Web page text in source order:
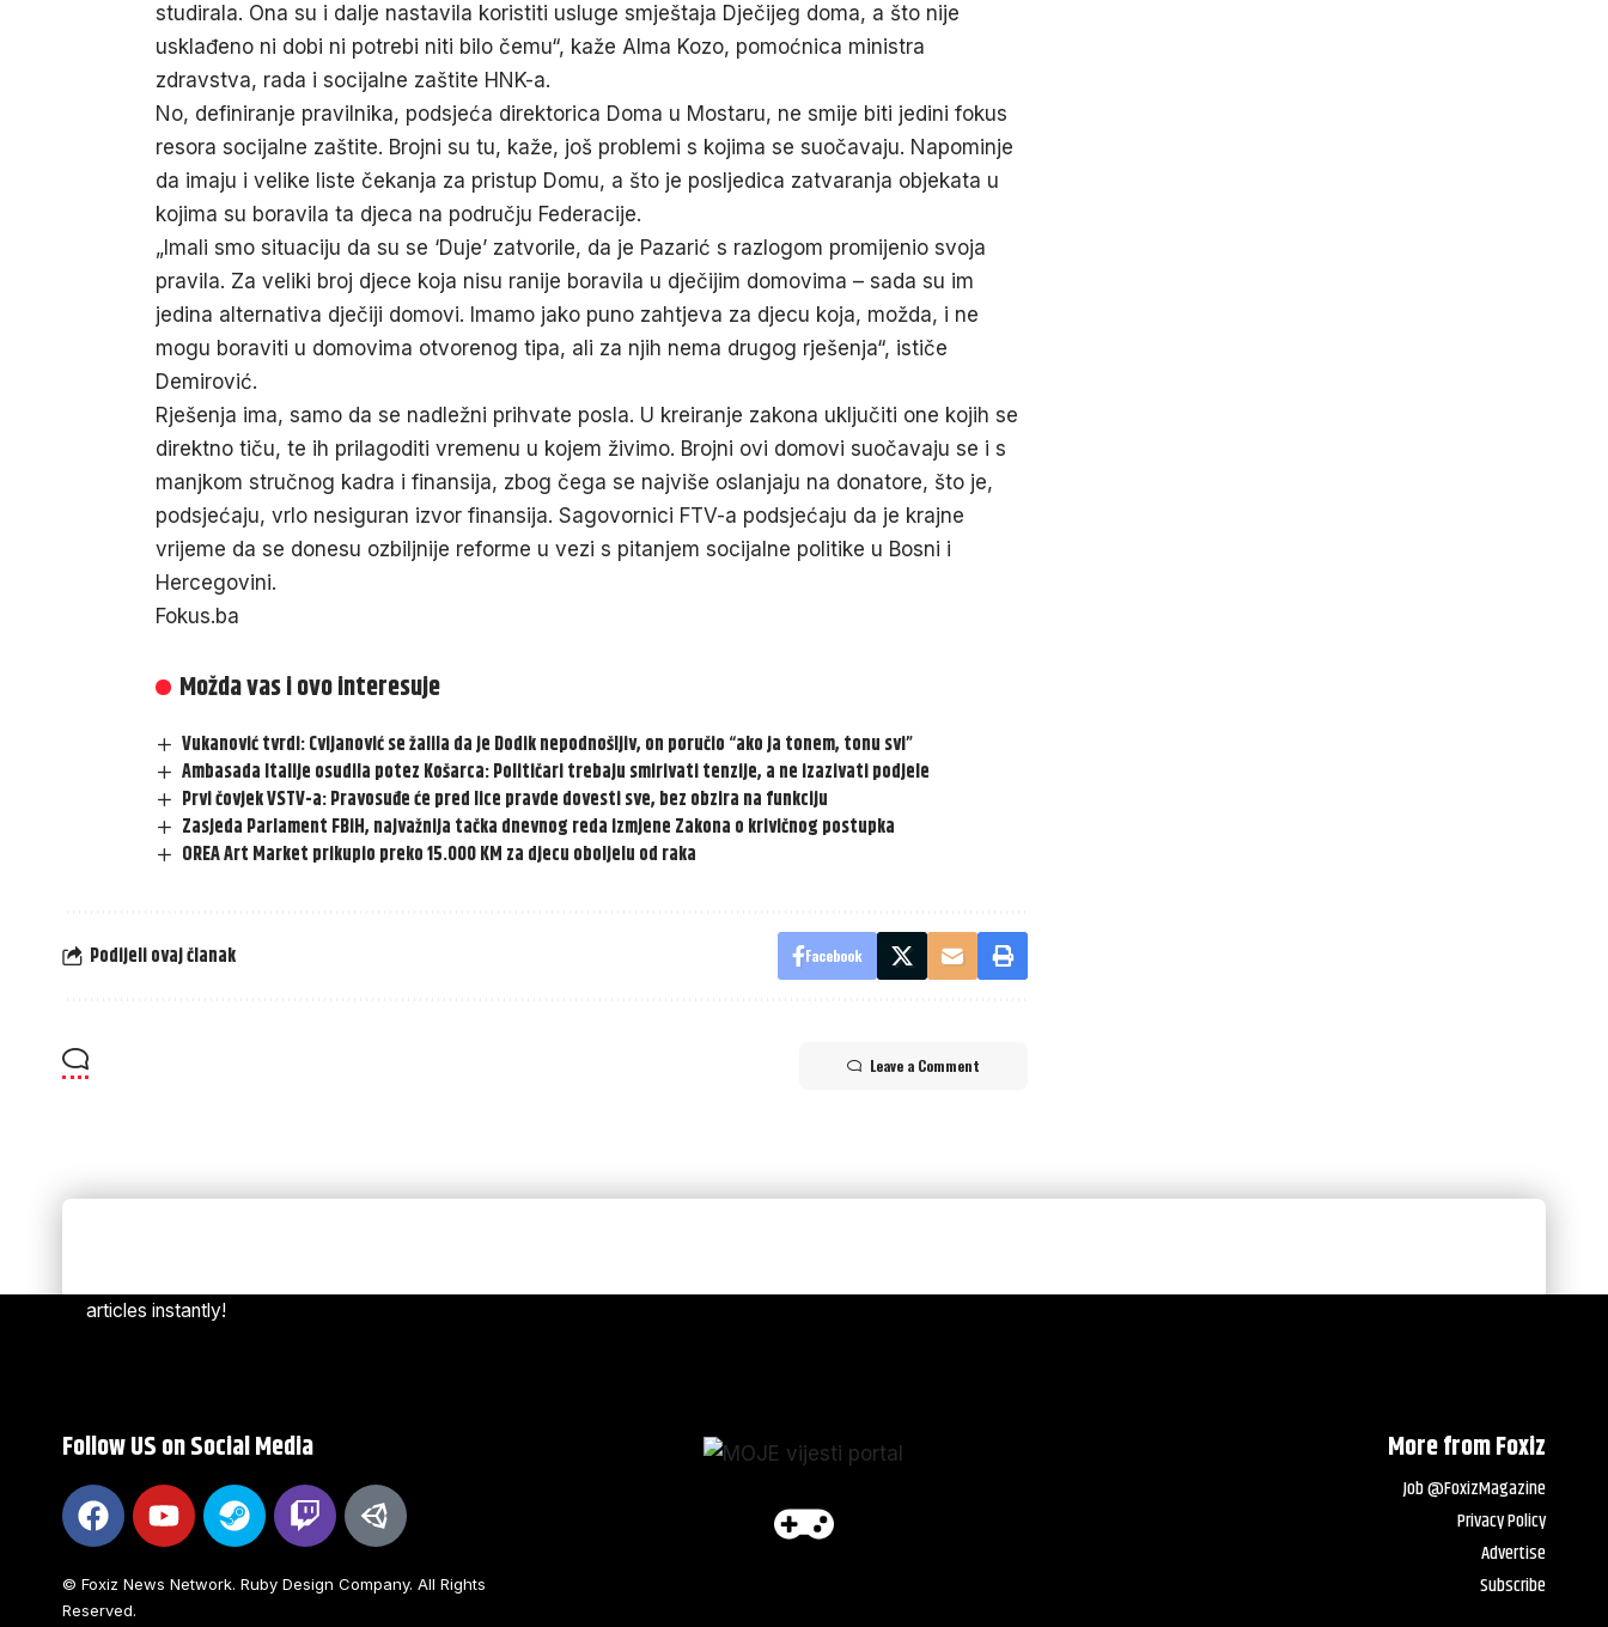
studirala. Ona su i dalje nastavila koristiti usluge smještaja Dječijeg doma, a što nije
usklađeno ni dobi ni potrebi niti bilo čemu“, kaže Alma Kozo, pomoćnica ministra
zdravstva, rada i socijalne zaštite HNK-a.
No, definiranje pravilnika, podsjeća direktorica Doma u Mostaru, ne smije biti jedini fokus
resora socijalne zaštite. Brojni su tu, kaže, još problemi s kojima se suočavaju. Napominje
da imaju i velike liste čekanja za pristup Domu, a što je posljedica zatvaranja objekata u
kojima su boravila ta djeca na području Federacije.
„Imali smo situaciju da su se ‘Duje’ zatvorile, da je Pazarić s razlogom promijenio svoja
pravila. Za veliki broj djece koja nisu ranije boravila u dječijim domovima – sada su im
jedina alternativa dječiji domovi. Imamo jako puno zahtjeva za djecu koja, možda, i ne
mogu boraviti u domovima otvorenog tipa, ali za njih nema drugog rješenja“, ističe
Demirović.
Rješenja ima, samo da se nadležni prihvate posla. U kreiranje zakona uključiti one kojih se
direktno tiču, te ih prilagoditi vremenu u kojem živimo. Brojni ovi domovi suočavaju se i s
manjkom stručnog kadra i finansija, zbog čega se najviše oslanjaju na donatore, što je,
podsjećaju, vrlo nesiguran izvor finansija. Sagovornici FTV-a podsjećaju da je krajne
vrijeme da se donesu ozbiljnije reforme u vezi s pitanjem socijalne politike u Bosni i
Hercegovini.
Fokus.ba
Možda vas i ovo interesuje
Vukanović tvrdi: Cvijanović se žalila da je Dodik nepodnošljiv, on poručio “ako ja tonem, tonu svi”
Ambasada Italije osudila potez Košarca: Političari trebaju smirivati tenzije, a ne izazivati podjele
Prvi čovjek VSTV-a: Pravosuđe će pred lice pravde dovesti sve, bez obzira na funkciju
Zasjeda Parlament FBiH, najvažnija tačka dnevnog reda izmjene Zakona o krivičnog postupka
OREA Art Market prikupio preko 15.000 KM za djecu oboljelu od raka
Podijeli ovaj članak Facebook
Leave a Comment
articles instantly!
Follow US on Social Media
© Foxiz News Network. Ruby Design Company. All Rights
Reserved.
More from Foxiz
Job @FoxizMagazine
Privacy Policy
Advertise
Subscribe